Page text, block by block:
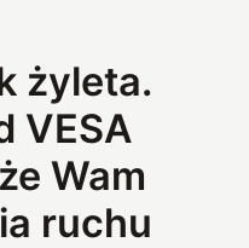
żyleta.
VESA
Wam
ruchu